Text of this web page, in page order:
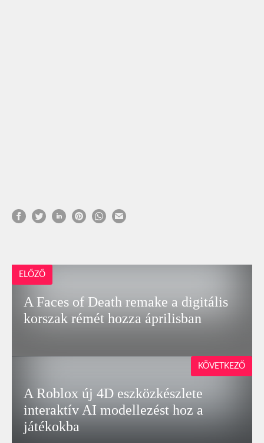
ELŐZŐ
A Faces of Death remake a digitális
korszak rémét hozza áprilisban
A Roblox új 4D eszközkészlete
interaktív AI modellezést hoz a
játékokba
KÖVETKEZŐ